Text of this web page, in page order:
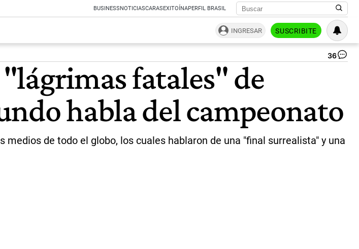
BUSINESSNOTICIASCARASEXITOÍNAPERFIL BRASIL
INGRESAR SUSCRIBITE
36
fatales" de
habla del campeonato
de todo el globo, los cuales hablaron de una "final surrealista" y una